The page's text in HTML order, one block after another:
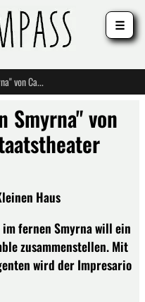
"Der Impresario von Smyrna" von Carlo Goldoni im Staatstheater Darmstadt
Smyrna" von
Haus
fernen Smyrna will ein
zusammenstellen. Mit
wird der Impresario
☰